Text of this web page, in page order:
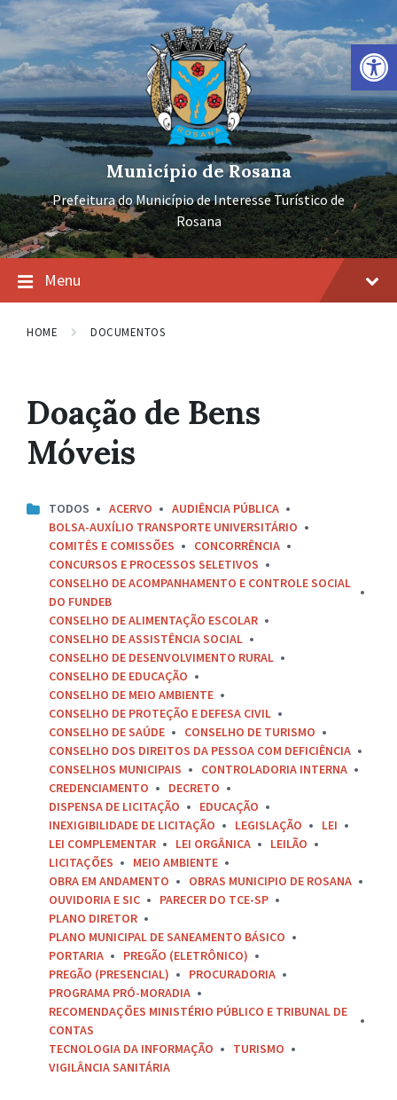
Barra de Ferramentas Aberta
Ir
para
conteúdo
Pular
para
navegação
principal
Pular
para
rodapé
Município de Rosana
Prefeitura do Município de Interesse Turístico de
Rosana
Menu
HOME DOCUMENTOS
Doação de Bens
Móveis
TODOS ACERVO
AUDIÊNCIA PÚBLICA
BOLSA-AUXÍLIO TRANSPORTE UNIVERSITÁRIO
COMITÊS E COMISSÕES
CONCORRÊNCIA
CONCURSOS E PROCESSOS SELETIVOS
CONSELHO DE ACOMPANHAMENTO E CONTROLE SOCIAL
DO FUNDEB
CONSELHO DE ALIMENTAÇÃO ESCOLAR
CONSELHO DE ASSISTÊNCIA SOCIAL
CONSELHO DE DESENVOLVIMENTO RURAL
CONSELHO DE EDUCAÇÃO
CONSELHO DE MEIO AMBIENTE
CONSELHO DE PROTEÇÃO E DEFESA CIVIL
CONSELHO DE SAÚDE
CONSELHO DE TURISMO
CONSELHO DOS DIREITOS DA PESSOA COM DEFICIÊNCIA
CONSELHOS MUNICIPAIS
CONTROLADORIA INTERNA
CREDENCIAMENTO
DECRETO
DISPENSA DE LICITAÇÃO
EDUCAÇÃO
INEXIGIBILIDADE DE LICITAÇÃO
LEGISLAÇÃO
LEI
LEI COMPLEMENTAR
LEI ORGÂNICA
LEILÃO
LICITAÇÕES
MEIO AMBIENTE
OBRA EM ANDAMENTO
OBRAS MUNICIPIO DE ROSANA
OUVIDORIA E SIC
PARECER DO TCE-SP
PLANO DIRETOR
PLANO MUNICIPAL DE SANEAMENTO BÁSICO
PORTARIA
PREGÃO (ELETRÔNICO)
PREGÃO (PRESENCIAL)
PROCURADORIA
PROGRAMA PRÓ-MORADIA
RECOMENDAÇÕES MINISTÉRIO PÚBLICO E TRIBUNAL DE
CONTAS
TECNOLOGIA DA INFORMAÇÃO
TURISMO
VIGILÂNCIA SANITÁRIA